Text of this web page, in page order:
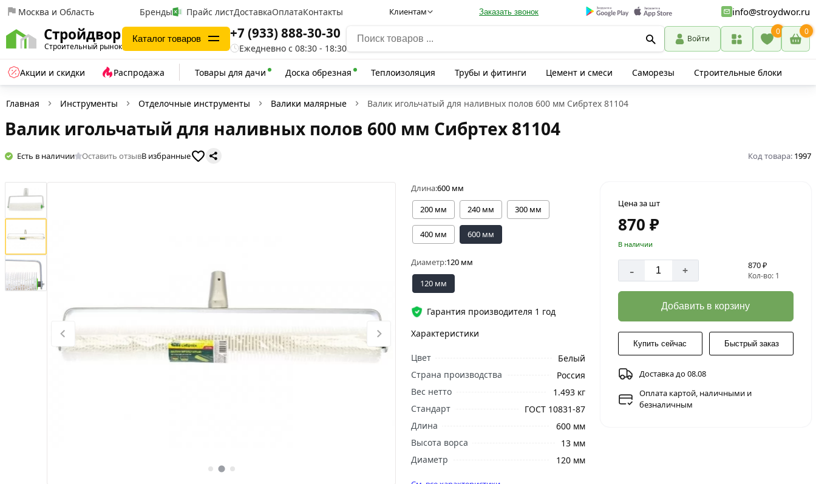
Москва и Область Бренды Прайс листДоставкаОплатаКонтакты Клиентам Заказать звонок info@stroydwor.ru
Стройдвор
Строительный рынок
Каталог товаров +7 (933) 888-30-30
Ежедневно с 08:30 - 18:30
Войти
0 0
Акции и скидки Распродажа Товары для дачи Доска обрезная Теплоизоляция Трубы и фитинги Цемент и смеси Саморезы Строительные блоки
Главная Инструменты Отделочные инструменты Валики малярные Валик игольчатый для наливных полов 600 мм Сибртех 81104
Валик игольчатый для наливных полов 600 мм Сибртех 81104
Есть в наличии Оставить отзывВ избранные Код товара: 1997
Длина:600 мм
200 мм
240 мм 300 мм
400 мм 600 мм
Диаметр:120 мм
120 мм
Гарантия производителя 1 год
Характеристики
Цвет
Белый
Страна производства
Россия
Вес нетто
1.493 кг
Стандарт
ГОСТ 10831-87
Длина
600 мм
Высота ворса
13 мм
Диаметр
120 мм
Цена за шт
870 ₽
В наличии
- + 870 ₽
Кол-во: 1
Добавить в корзину
Купить сейчас Быстрый заказ
Доставка до 08.08
Оплата картой, наличными и
безналичным